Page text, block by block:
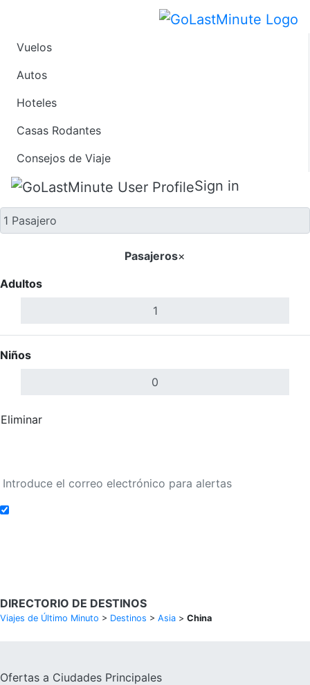
Vuelos
Autos
Hoteles
Casas Rodantes
Consejos de Viaje
Sign in
Solo ida
Pasajeros×
Adultos
Niños
Eliminar
DIRECTORIO DE DESTINOS
Viajes de Último Minuto > Destinos > Asia > China
Ofertas a Ciudades Principales